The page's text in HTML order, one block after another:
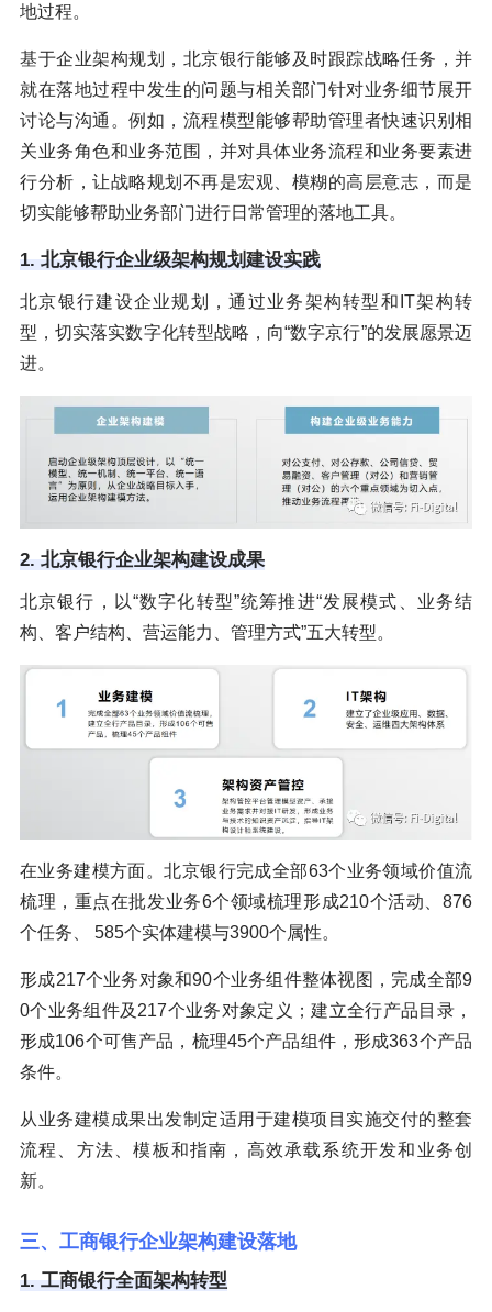
地过程。
基于企业架构规划，北京银行能够及时跟踪战略任务，并
就在落地过程中发生的问题与相关部门针对业务细节展开
讨论与沟通。例如，流程模型能够帮助管理者快速识别相
关业务角色和业务范围，并对具体业务流程和业务要素进
行分析，让战略规划不再是宏观、模糊的高层意志，而是
切实能够帮助业务部门进行日常管理的落地工具。
1. 北京银行企业级架构规划建设实践
北京银行建设企业规划，通过业务架构转型和IT架构转
型，切实落实数字化转型战略，向“数字京行”的发展愿景迈
进。
2. 北京银行企业架构建设成果
北京银行，以“数字化转型”统筹推进“发展模式、业务结
构、客户结构、营运能力、管理方式”五大转型。
在业务建模方面。北京银行完成全部63个业务领域价值流
梳理，重点在批发业务6个领域梳理形成210个活动、876
个任务、 585个实体建模与3900个属性。
形成217个业务对象和90个业务组件整体视图，完成全部9
0个业务组件及217个业务对象定义；建立全行产品目录，
形成106个可售产品，梳理45个产品组件，形成363个产品
条件。
从业务建模成果出发制定适用于建模项目实施交付的整套
流程、方法、模板和指南，高效承载系统开发和业务创
新。
三、工商银行企业架构建设落地
1. 工商银行全面架构转型